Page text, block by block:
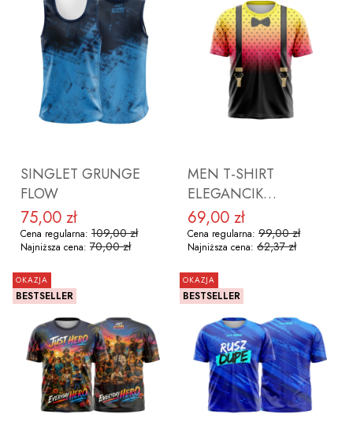
ZOBACZ PRODUKT ZOBACZ PRODUKT
SINGLET GRUNGE
FLOW
Cena promocyjna
75,00 zł
Cena regularna: 109,00 zł
Najniższa cena: 70,00 zł
ZOBACZ PRODUKT
MEN T-SHIRT
ELEGANCIK
KOLOROWY
Cena promocyjna
69,00 zł
Cena regularna: 99,00 zł
Najniższa cena: 62,37 zł
ZOBACZ PRODUKT
OKAZJA
BESTSELLER
OKAZJA
BESTSELLER